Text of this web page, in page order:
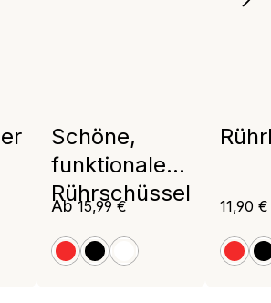
Schöne,
funktionale
Rührschüssel
rot schwarz
weiß
Regulärer Preis:
Ab15,99 €
rot
11,90 €